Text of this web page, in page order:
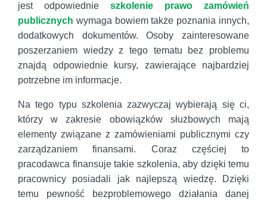
jest odpowiednie szkolenie prawo zamówień
publicznych wymaga bowiem także poznania innych,
dodatkowych dokumentów. Osoby zainteresowane
poszerzaniem wiedzy z tego tematu bez problemu
znajdą odpowiednie kursy, zawierające najbardziej
potrzebne im informacje.
Na tego typu szkolenia zazwyczaj wybierają się ci,
którzy w zakresie obowiązków służbowych mają
elementy związane z zamówieniami publicznymi czy
zarządzaniem finansami. Coraz częściej to
pracodawca finansuje takie szkolenia, aby dzięki temu
pracownicy posiadali jak najlepszą wiedzę. Dzięki
temu pewność bezproblemowego działania danej